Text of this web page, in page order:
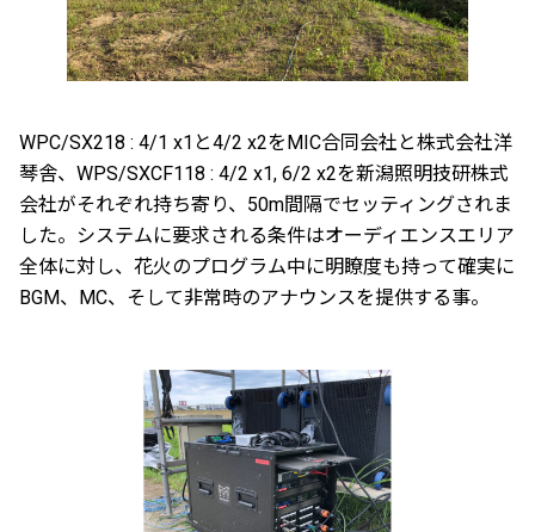
WPC/SX218 : 4/1 x1と4/2 x2をMIC合同会社と株式会社洋
琴舎、WPS/SXCF118 : 4/2 x1, 6/2 x2を新潟照明技研株式
会社がそれぞれ持ち寄り、50m間隔でセッティングされま
した。システムに要求される条件はオーディエンスエリア
全体に対し、花火のプログラム中に明瞭度も持って確実に
BGM、MC、そして非常時のアナウンスを提供する事。